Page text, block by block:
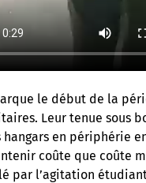
le début de la
Leur tenue sous
en périphérie
coûte que coûte
par l’agitation